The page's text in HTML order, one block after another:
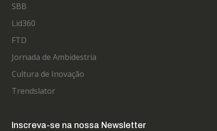
SBB
Lid360
FTD
Jornada de Ambidestria
Cultura de Inovação
Trendslator
Inscreva-se na nossa Newsletter